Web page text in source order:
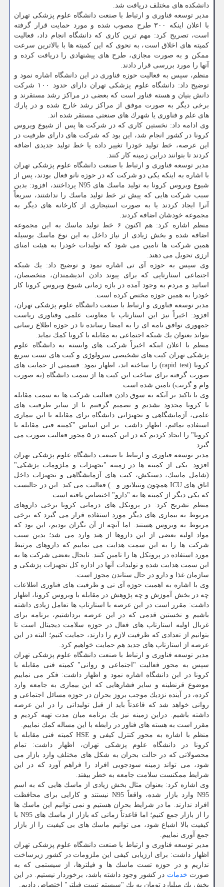
دانشكده های مختلف دریافت شد.
مدیر توسعه فناوری و ارتباط با صنعت دانشگاه علوم پزشكی تهران
با اعلان اینكه ۳۰۰ طرح مصوب شده و مورد حمایت قرار گرفته
است، تصریح كرد: مهم ترین كاری كه دانشگاه انجام داد، فعالیت
كمیته های اخلاق است، به نحوی كه این كمیته ها با بالاترین سرعت
ممكن و به صورت مجازی، طرح های پیشنهادی را دریافت كرده و
آنها را مورد بررسی قرار دادند.
منظم، سپس به فعالیت حوزه فناوری در این دانشگاه اشاره نمود و
توضیح داد: دانشگاه علوم پزشكی تهران دارای حدود ۱۰۰ شركت
دانش بنیان و هسته فناور است كه بعضی در مراكز رشد مستقرند و
برخی دیگر به صورت موفق از مراكز رشد خارج شده و در پارك
های علم و فناوری یا شهرك های صنعتی مستقر شده اند.
وی ادامه داد: نخستین كاری كه در شركت ها پس از شیوع ویروس
كرونا در كشور انجام شد، این بود كه شركت های دارای ظرفیت در
این عرصه، خط تولید خودرا تغییر داده یا خط تولید جدیدی اضافه
كردند تا بتوانند دراین زمینه كار كنند.
مدیر توسعه فناوری و ارتباط با صنعت دانشگاه علوم پزشكی تهران
با اشاره به اینكه یكی دو شركت كه در حوزه نانو فعال بودند، پس از
شیوع ویروس كرونا به تولید ماسك های N95 پرداختند، افزود: بدین
سبب شركت هایی كه پیش تر خط تولید ماسك را نداشتند، سریعاً
آنرا ایجاد كردند یا به صورت استیجاری از كارخانه های دیگر به
مجموعه خودشان اضافه كردند.
منظم اشاره كرد: هم اكنون ۶ خط تولید ماسك به این مجموعه
اضافه شده و بخش زیادی از نیاز داخل به این نوع ماسك بوسیله
همین شركت ها تامین می شود كه تولیدات خودرا به هیئت امنای
ارزی تحویل می دهند.
وی سپس به حوزه آی تی اشاره نمود و توضیح داد: یك شبكه
اجتماعی استارتاپی كه برای پیوند دادن اندیشمندان، متخصصان،
اساتید و مردم به وجود آمده در بازه زمانی شیوع ویروس كرونا كار
خودرا به همین حوزه مختص كرده است.
مدیر توسعه فناوری و ارتباط با صنعت دانشگاه علوم پزشكی تهران،
افزود: اخیراً نیز این استارتاپ با معاونت علمی وفناوری ریاست
جمهوری توافق نامه ای را به امضا رسانده تا در حوزه اطلاع رسانی
بتواند بعنوان یك شبكه اجتماعی به مقابله با كرونا كمك نماید.
منظم با اعلان اینكه اخیراً شركت های وابسته به دانشگاه علوم
پزشكی تهران كیت های تشخیصی سرولوژی و كیت های تست سریع
كرونا (rapid test) را ساخته اند، اظهار نمود: قسمتی از حمایت های
صورت گرفته برای ساخت این كیت ها از سمت دانشگاه (به صورت
وام و گرنت) تامین شده است.
وی با تاكید بر آنكه به سوق دادن فعالیت شركت ها به سمت مقابله
با كرونا محدود نشدیم و تصمیم گرفتیم تا از سایر ظرفیت های
علمی، آزمایشگاهی و تجهیزاتی دانشگاه برای مقابله با این بیماری
استفاده نمائیم، اظهار داشت: بر این اساس "كمیته فنی مقابله با
كرونا" را ایجاد كردیم كه در این كمیته در ۵ محور فعالیت صورت می
گیرد.
مدیر توسعه فناوری و ارتباط با صنعت دانشگاه علوم پزشكی تهران
افزود: یكی از كمیته ها در زمینه "تجهیزات و ملزومات پزشكی"
(شامل ماسك، دستكش، كیت های آزمایشگاهی و تجهیزات داخل
اتاق های ICU همچون ونتیلاتور و...) فعالیت می كند. این در حالیست
كه یكی دیگر از كمیته ها به "دارو" اختصاص یافته است.
منظم تشریح كرد: در پروتكل های درمانی كرونا برخی داروهای
مربوط به بیماری های دیگر مورد استفاده قرار می گیرد كه برخی
مربوط به ویروس هستند. اما آنچه از آن نگران بودیم، این بود كه
مواد اولیه بعضی از این داروها از هند وارد می شد؛ بدین سبب
شركت ها را به این سمت هدایت می نماییم كه داروهای مرتبط
مورد استفاده در پروتكل ها را تامین كنند. تابحال بعضی شركت ها به
این سمت هدایت شده و تولیدات آنها در اداره كل تجهیزات پزشكی و
سازمان غذا و دارو در حال ستاندن مجوز است.
وی با اشاره به اهمیت حوزه آی تی و ظرفیت های فناوری اطلاعات
چه در بخش آموزش و چه پژوهش در مقابله با ویروس كرونا، اظهار
داشت: مقرر است در این عرصه با استارتاپ ها تعامل زیادی داشته
باشیم و نخستین قدمی كه در این عرصه برداشتیم، برنامه برای
غربال اولیه استارتاپ های فعال در حوزه سلامت دیجیتال است تا
بتوانیم از تعدادی كه ظرفیت لازم را دارند، حمایت كنیم؛ البته در این
عرصه از استارتاپ های جدید هم حمایت خواهیم كرد.
مدیر توسعه فناوری و ارتباط با صنعت دانشگاه علوم پزشكی تهران
سپس به محور فعالیت "اجتماعی و روانی" كمیته فنی مقابله با
كرونا در این دانشگاه اشاره نمود و اظهار داشت: فكر می نماییم
موضوع قرنطینه و سایر فشارهایی كه این بیماری به جامعه وارد
كرده، در آینده نزدیك موجب بروز بحران در حوزه مسائل اجتماعی و
روانی خواهد شد كه قاعدتاً باید از قبل تولیداتی را در این عرصه
داشته باشیم. دراین زمینه نیز یك برنامه میان مدت تهیه كردیم و
مقرر است به هسته های فناور در رابطه با این مساله كمك نماییم.
منظم با اشاره به محور كنترل كیفی و HSE كمیته فنی مقابله با
كرونا در دانشگاه علوم پزشكی تهران، اظهار داشت: تمام
محصولاتی كه در حالت بحران به شكل های مختلف وارد بازار می
شود، می تواند زمینه سودجویی افراد را فراهم آورد كه در این
شرایط ممكنست سلامت جامعه به خطر بیفتد.
وی اشاره كرد: بعنوان مثال بخش زیادی از ماسك هایی كه به اسم
N95 وارد بازار شده، واقعاً N95 نیستند و كارایی برای محافظت
افراد ندارند. ما در شرایط بحران هستیم و نمی توانیم این ماسك ها
را از بازار جمع كنیم؛ اما قاعدتاً زمانی كه بازار از ماسك های N95 با
كیفیت بالا اشباع شود، می توانیم ماسك های بی كیفیت را از بازار
جمع آوری نماییم.
مدیر توسعه فناوری و ارتباط با صنعت دانشگاه علوم پزشكی تهران
اظهار داشت: برای ارزیابی كیفی این ملزومات در كشور زیرساخت
نداریم و در حوزه تست ماسك ها و فیلترها، از سیستمی كه به
صورت خدمات در كشور وجود داشته باشد، برخوردار نیستیم. در این
بخش یك میلیارد تومان به یك "سیستم تست فیلتر" اختصاص دادیم.